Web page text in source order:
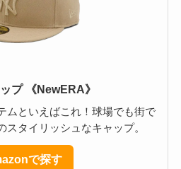
プ 《NewERA》
ムといえばこれ！球場でも街で
スタイリッシュなキャップ。
で探す